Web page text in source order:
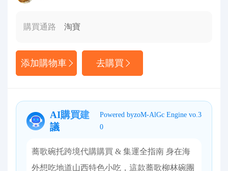
購買通路 淘寶
添加購物車 去購買
AI購買建
議
Powered byzoM-AlGc Engine vo.3
0
蕎歌碗托跨境代購購買 & 集運全指南 身在海
外想吃地道山西特色小吃，這款蕎歌柳林碗團